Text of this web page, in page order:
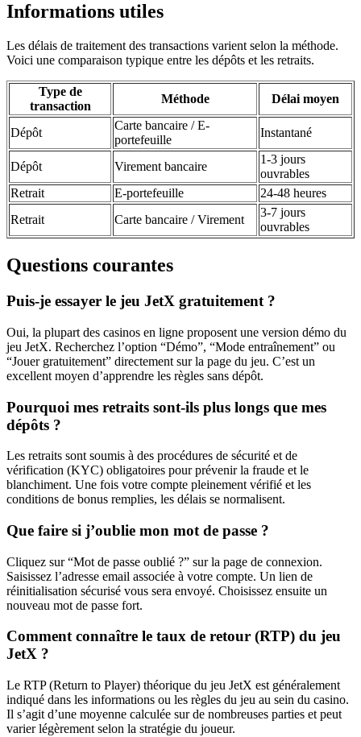
Informations utiles
Les délais de traitement des transactions varient selon la méthode.
Voici une comparaison typique entre les dépôts et les retraits.
Type de
transaction
Méthode Délai moyen
Dépôt
Carte bancaire / E-
portefeuille
Instantané
Dépôt Virement bancaire
1-3 jours
ouvrables
Retrait
E-portefeuille
24-48 heures
Retrait
Carte bancaire / Virement
3-7 jours
ouvrables
Questions courantes
Puis-je essayer le jeu JetX gratuitement ?
Oui, la plupart des casinos en ligne proposent une version démo du
jeu JetX. Recherchez l’option “Démo”, “Mode entraînement” ou
“Jouer gratuitement” directement sur la page du jeu. C’est un
excellent moyen d’apprendre les règles sans dépôt.
Pourquoi mes retraits sont-ils plus longs que mes
dépôts ?
Les retraits sont soumis à des procédures de sécurité et de
vérification (KYC) obligatoires pour prévenir la fraude et le
blanchiment. Une fois votre compte pleinement vérifié et les
conditions de bonus remplies, les délais se normalisent.
Que faire si j’oublie mon mot de passe ?
Cliquez sur “Mot de passe oublié ?” sur la page de connexion.
Saisissez l’adresse email associée à votre compte. Un lien de
réinitialisation sécurisé vous sera envoyé. Choisissez ensuite un
nouveau mot de passe fort.
Comment connaître le taux de retour (RTP) du jeu
JetX ?
Le RTP (Return to Player) théorique du jeu JetX est généralement
indiqué dans les informations ou les règles du jeu au sein du casino.
Il s’agit d’une moyenne calculée sur de nombreuses parties et peut
varier légèrement selon la stratégie du joueur.